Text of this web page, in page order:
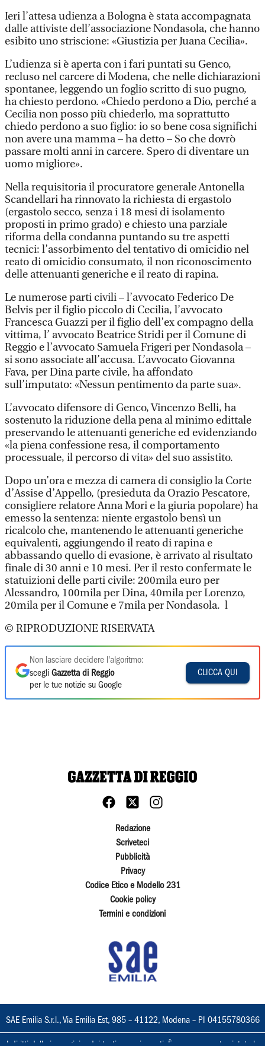
Ieri l’attesa udienza a Bologna è stata accompagnata
dalle attiviste dell’associazione Nondasola, che hanno
esibito uno striscione: «Giustizia per Juana Cecilia».
L’udienza si è aperta con i fari puntati su Genco,
recluso nel carcere di Modena, che nelle dichiarazioni
spontanee, leggendo un foglio scritto di suo pugno,
ha chiesto perdono. «Chiedo perdono a Dio, perché a
Cecilia non posso più chiederlo, ma soprattutto
chiedo perdono a suo figlio: io so bene cosa significhi
non avere una mamma – ha detto – So che dovrò
passare molti anni in carcere. Spero di diventare un
uomo migliore».
Nella requisitoria il procuratore generale Antonella
Scandellari ha rinnovato la richiesta di ergastolo
(ergastolo secco, senza i 18 mesi di isolamento
proposti in primo grado) e chiesto una parziale
riforma della condanna puntando su tre aspetti
tecnici: l’assorbimento del tentativo di omicidio nel
reato di omicidio consumato, il non riconoscimento
delle attenuanti generiche e il reato di rapina.
Le numerose parti civili – l’avvocato Federico De
Belvis per il figlio piccolo di Cecilia, l’avvocato
Francesca Guazzi per il figlio dell’ex compagno della
vittima, l’ avvocato Beatrice Stridi per il Comune di
Reggio e l’avvocato Samuela Frigeri per Nondasola –
si sono associate all’accusa. L’avvocato Giovanna
Fava, per Dina parte civile, ha affondato
sull’imputato: «Nessun pentimento da parte sua».
L’avvocato difensore di Genco, Vincenzo Belli, ha
sostenuto la riduzione della pena al minimo edittale
preservando le attenuanti generiche ed evidenziando
«la piena confessione resa, il comportamento
processuale, il percorso di vita» del suo assistito.
Dopo un’ora e mezza di camera di consiglio la Corte
d’Assise d’Appello, (presieduta da Orazio Pescatore,
consigliere relatore Anna Mori e la giuria popolare) ha
emesso la sentenza: niente ergastolo bensì un
ricalcolo che, mantenendo le attenuanti generiche
equivalenti, aggiungendo il reato di rapina e
abbassando quello di evasione, è arrivato al risultato
finale di 30 anni e 10 mesi. Per il resto confermate le
statuizioni delle parti civile: 200mila euro per
Alessandro, 100mila per Dina, 40mila per Lorenzo,
20mila per il Comune e 7mila per Nondasola. l
© RIPRODUZIONE RISERVATA
Non lasciare decidere l'algoritmo:
scegli Gazzetta di Reggio
per le tue notizie su Google
CLICCA QUI
Redazione
Scriveteci
Pubblicità
Privacy
Codice Etico e Modello 231
Cookie policy
Termini e condizioni
SAE Emilia S.r.l., Via Emilia Est, 985 – 41122, Modena – PI 04155780366